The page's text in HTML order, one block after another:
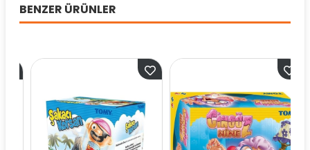
BENZER ÜRÜNLER